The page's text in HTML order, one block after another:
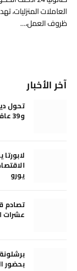
العاملات
ظروف العمل،…
آخر الأخبار
و39 عامًا في برشلونة ومدريد وُلدوا خارج إسبانيا
يورو
تصادم
عشرات
بحضور